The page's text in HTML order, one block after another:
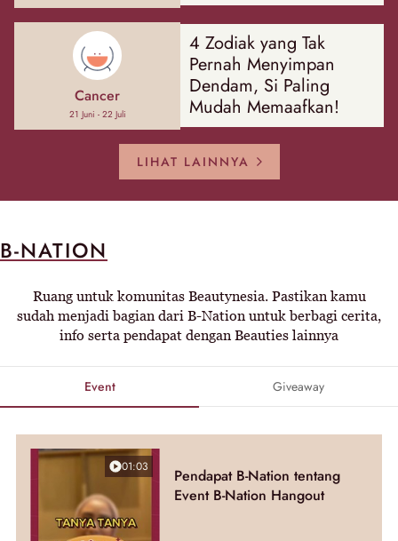
Cancer
21 Juni - 22 Juli
4 Zodiak yang Tak
Pernah Menyimpan
Dendam, Si Paling
Mudah Memaafkan!
LIHAT LAINNYA
B-NATION
Ruang untuk komunitas Beautynesia. Pastikan kamu
sudah menjadi bagian dari B-Nation untuk berbagi cerita,
info serta pendapat dengan Beauties lainnya
Event Giveaway
01:03
Pendapat B-Nation tentang
Event B-Nation Hangout